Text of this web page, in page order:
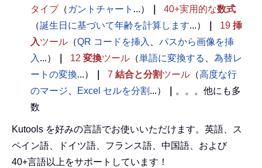
タイプ （ ガントチャート ...） 40+実用的な数式
（誕生日に基づいて年齢を計算します...） 19 挿
入ツール （QR コードを挿入 、 パスから画像を挿
入...） 12 変換ツール （単語に変換する 、 為替レ
ートの変換...） 7 結合と分割ツール （高度な行
のマージ、 Excel セルを分割 ...）
。。。他にも多
数
Kutools を好みの言語でお使いいただけます。英語、ス
ペイン語、ドイツ語、フランス語、中国語、および
40+言語以上をサポートしています！